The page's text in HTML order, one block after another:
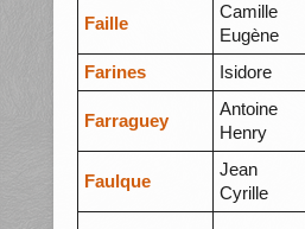
Faille
Camille
Eugène
Farines Isidore
Farraguey
Antoine
Henry
Faulque
Jean
Cyrille